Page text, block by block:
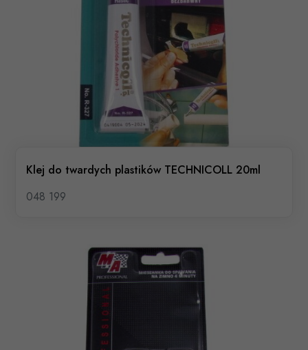
Klej do twardych plastików TECHNICOLL 20ml
048 199